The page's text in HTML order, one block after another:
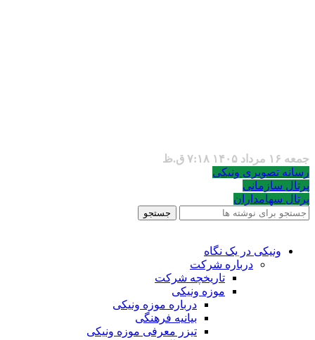
جمعه ۱۶ مرداد ۱۴۰۵ ۷:۱۸ ق.ظ
رسانه تصویری ونیکی
پرتال سازمانی
پرتال سهامداران
جستجو
ونیکی در یک نگاه
درباره شرکت
تاریخچه شرکت
موزه ونیکی
درباره موزه ونیکی
بیانیه فرهنگی
تیزر معرفی موزه ونیکی